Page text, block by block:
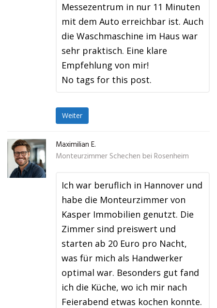
Messezentrum in nur 11 Minuten
mit dem Auto erreichbar ist. Auch
die Waschmaschine im Haus war
sehr praktisch. Eine klare
Empfehlung von mir!
No tags for this post.
Weiter
Maximilian E.
Monteurzimmer Schechen bei Rosenheim
Ich war beruflich in Hannover und
habe die Monteurzimmer von
Kasper Immobilien genutzt. Die
Zimmer sind preiswert und
starten ab 20 Euro pro Nacht,
was für mich als Handwerker
optimal war. Besonders gut fand
ich die Küche, wo ich mir nach
Feierabend etwas kochen konnte.